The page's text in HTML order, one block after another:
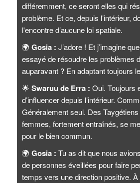
différemment, ce seront elles qui
problème. Et ce, depuis l’intérieur,
l'encontre d’aucune loi spatiale.
🌍 Gosia :J’adore ! Et j’imagine
essayé de résoudre les problèmes
auparavant ? En adaptant toujours
🌟 Swaruu de Erra :Oui. Toujours
d’influencer depuis l’intérieur.
Généralement seul. Des
femmes, fortement entraînés, se
pour le bien commun.
🌍 Gosia :Tu as dit que nous
de personnes éveillées pour faire
temps vers une direction positive.